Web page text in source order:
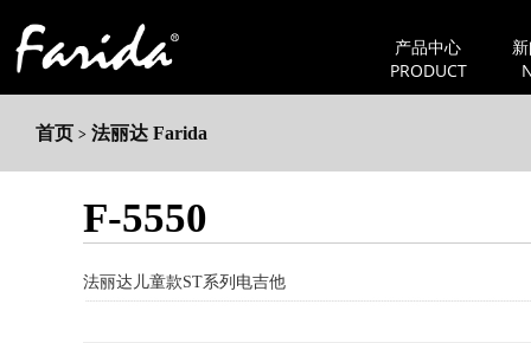
产品中心
PRODUCT
首页 > 法丽达 Farida
F-5550
法丽达儿童款ST系列电吉他